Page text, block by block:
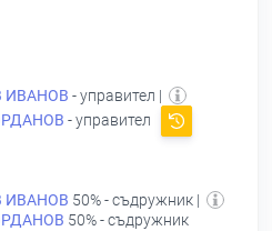
ИВАНОВ - управител |
- управител
ИВАНОВ 50% - съдружник |
50% - съдружник